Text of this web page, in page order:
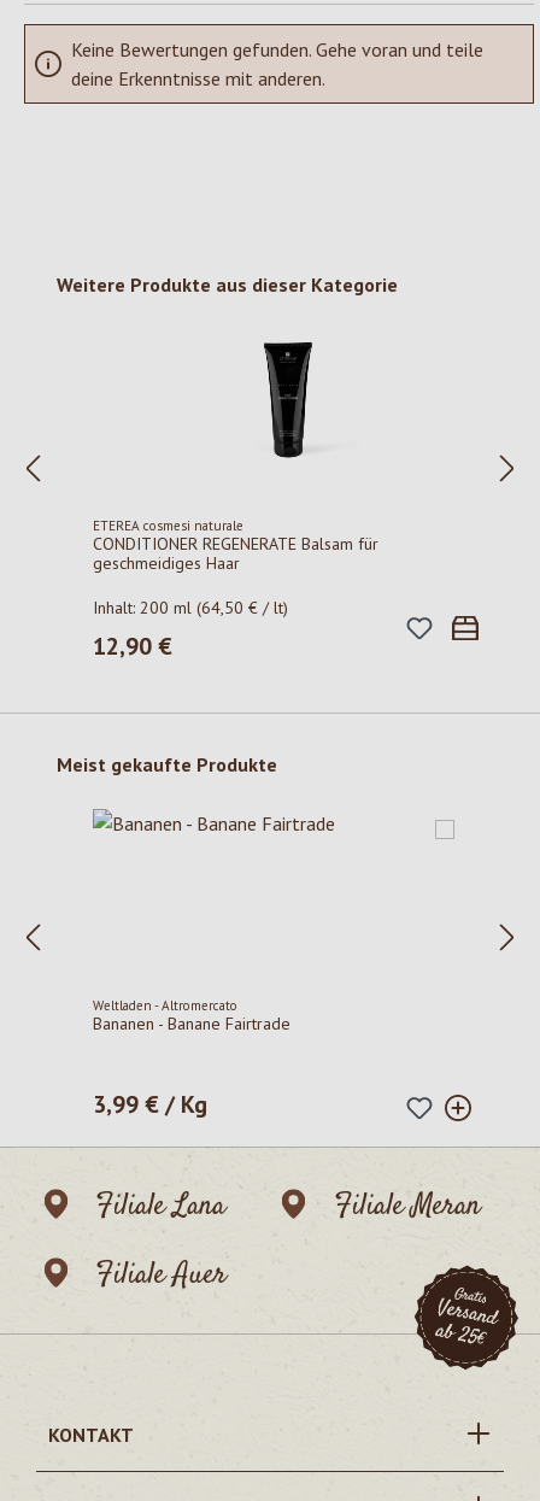
Keine Bewertungen gefunden. Gehe voran und teile
deine Erkenntnisse mit anderen.
Produktgalerie überspringen
Weitere Produkte aus dieser Kategorie
ETEREA cosmesi naturale
CONDITIONER REGENERATE Balsam für
geschmeidiges Haar
Inhalt:200 ml(64,50 € / lt)
Regulärer Preis:
12,90 €
Produktgalerie überspringen
Meist gekaufte Produkte
Weltladen - Altromercato
Bananen - Banane Fairtrade
Regulärer Preis:
3,99 € / Kg
Filiale Lana
Filiale Meran
Filiale Auer
KONTAKT